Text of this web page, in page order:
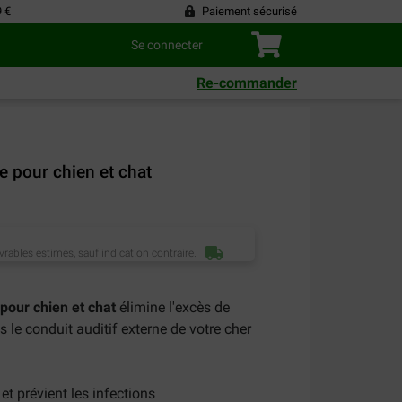
€ Paiement sécurisé
Se connecter
Re-commander
pour chien et chat
estimés, sauf indication contraire.
chien et chat élimine l'excès de
le conduit auditif externe de votre cher
prévient les infections